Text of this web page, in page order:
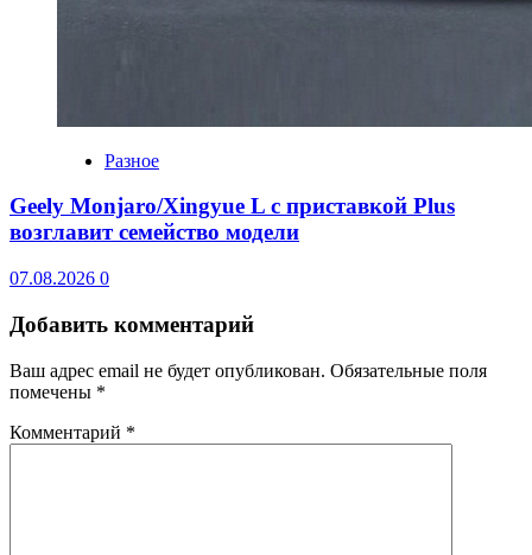
Разное
Geely Monjaro/Xingyue L с приставкой Plus
возглавит семейство модели
07.08.2026 0
Добавить комментарий
Ваш адрес email не будет опубликован. Обязательные поля
помечены *
Комментарий *